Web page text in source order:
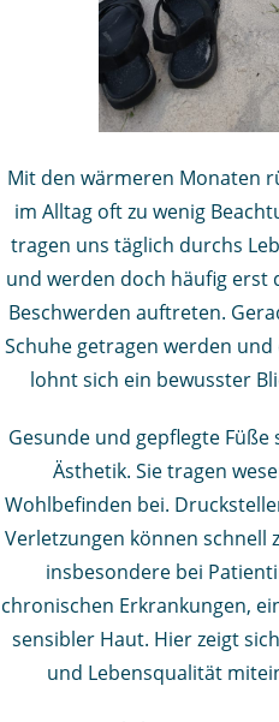
Mit den wärmeren Monaten
im Alltag oft zu wenig
tragen uns täglich durchs
und werden doch häufig erst
Beschwerden auftreten.
Schuhe getragen werden
lohnt sich ein bewusster
Gesunde und gepflegte
Ästhetik. Sie tragen
Wohlbefinden bei.
Verletzungen können schnell
insbesondere bei
chronischen Erkrankungen,
sensibler Haut. Hier zeigt
und Lebensqualität